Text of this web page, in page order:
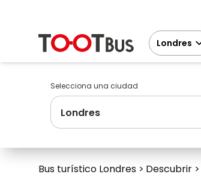
Londres
Selecciona una ciudad
Londres
Bus turístico Londres Descubrir